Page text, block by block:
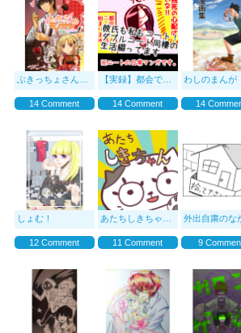
ぶきっちょさんのモノサシtheアフター
14 Comment
【実録】都会でニート貞美の日常
14 Comment
わしのまんが
14
しょむ！
12 Comment
あたちしきちゃん！
11 Comment
外出自粛のな
9